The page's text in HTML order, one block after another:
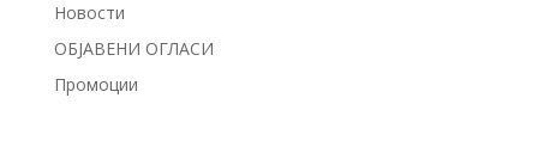
Новости
ОБЈАВЕНИ ОГЛАСИ
Промоции